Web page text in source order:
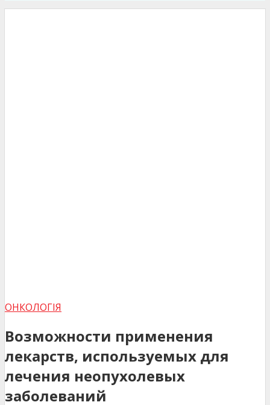
ОНКОЛОГІЯ
Возможности применения
лекарств, используемых для
лечения неопухолевых
заболеваний